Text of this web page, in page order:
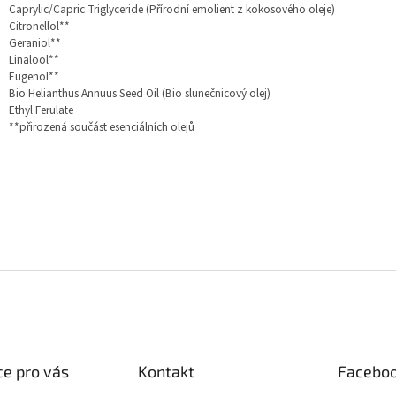
Caprylic/Capric Triglyceride (Přírodní emolient z kokosového oleje)
Citronellol**
Geraniol**
Linalool**
Eugenol**
Bio Helianthus Annuus Seed Oil (Bio slunečnicový olej)
Ethyl Ferulate
**přirozená součást esenciálních olejů
pro vás Kontakt